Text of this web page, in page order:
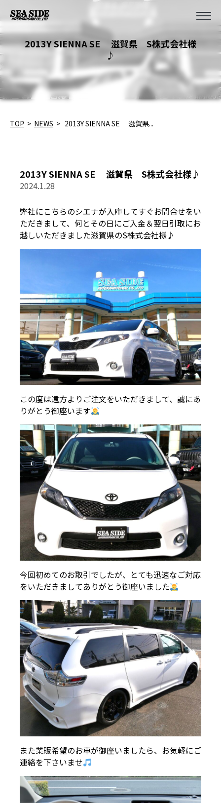
2013Y SIENNA SE 滋賀県 S株式会社様
♪
TOP > NEWS > 2013Y SIENNA SE 滋賀県...
2013Y SIENNA SE 滋賀県 S株式会社様♪
2024.1.28
弊社にこちらのシエナが入庫してすぐお問合せをい
ただきまして、何とその日にご入金＆翌日引取にお
越しいただきました滋賀県のS株式会社様♪
この度は遠方よりご注文をいただきまして、誠にあ
りがとう御座います
今回初めてのお取引でしたが、とても迅速なご対応
をいただきましてありがとう御座いました
また業販希望のお車が御座いましたら、お気軽にご
連絡を下さいませ